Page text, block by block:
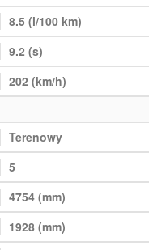
8.5 (l/100 km)
9.2 (s)
202 (km/h)
Terenowy
5
4754 (mm)
1928 (mm)